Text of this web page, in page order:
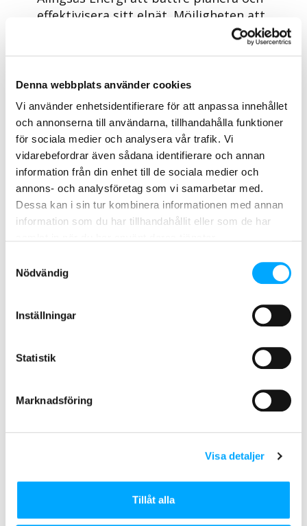
Denna webbplats använder cookies
Vi använder enhetsidentifierare för att anpassa innehållet
och annonserna till användarna, tillhandahålla funktioner
för sociala medier och analysera vår trafik. Vi
vidarebefordrar även sådana identifierare och annan
information från din enhet till de sociala medier och
annons- och analysföretag som vi samarbetar med.
Dessa kan i sin tur kombinera informationen med annan
information som du har tillhandahållit eller som de har
Nödvändig
Inställningar
Statistik
Marknadsföring
Visa detaljer
Tillåt alla
effektivisera sitt elnät. Möjligheten att
fjärransluta och frånkoppla enskilda
elmätarna är utrustade med en HAN-
port som gör det möjligt för kunderna
att få detaljerad information om sin
förbrukning, vilket är viktigt vid
övervakning och planering av
elanvändningen.
– Efter upphandling och en noggrann
utvärdering av inkomna förslag är vi
projektet med Aidon, som erbjöd den
bästa lösningen från ett tekniskt och
uppfyller mycket väl Alingsås Energis
serviceorganisation i fält, säger
Einar
– Vi förväntar oss förbättrad kvalitet
på insamling av mätdata med den nya
naturligtvis uppfyller de krav och
regler som finns på marknaden. Vi vill
dessutom ha ökad möjlighet till
statistisk uppföljning av elnätets